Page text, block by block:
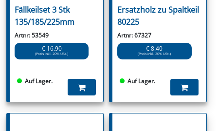
Fällkeilset 3 Stk
135/185/225mm
Artnr: 53549
€ 16.90
(Preis inkl. 20% USt.)
Auf Lager.
Ersatzholz zu Spaltkeil
80225
Artnr: 67327
€ 8.40
(Preis inkl. 20% USt.)
Auf Lager.